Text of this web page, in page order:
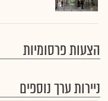
הצעות פרסומיות
ניירות ערך נוספים